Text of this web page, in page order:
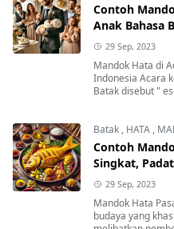
Contoh
Anak Bahasa
29 Sep, 2023
Mandok Hata di
Indonesia Acara
Batak disebut "
Batak , HATA ,
Contoh
Singkat,
29 Sep, 2023
Mandok Hata
budaya yang